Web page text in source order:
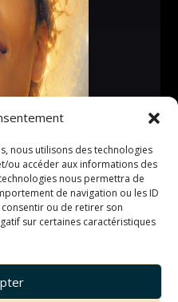
nous utilisons des technologies
ou accéder aux informations des
nous permettra de
de navigation ou les ID
ou de retirer son
sur certaines caractéristiques